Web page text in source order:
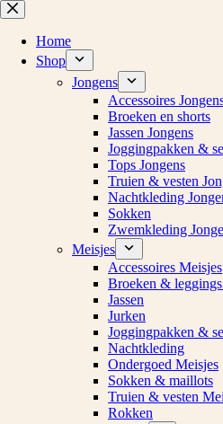
Ga
naar
inhoud
Home
Shop
Jongens
Accessoires
Broeken en shorts
Jassen Jongens
Joggingpakken &
Tops Jongens
Truien & vesten
Nachtkleding
Sokken
Zwemkleding
Meisjes
Accessoires Meisjes
Broeken &
Jassen
Jurken
Joggingpakken &
Nachtkleding
Ondergoed Meisjes
Sokken & maillots
Truien & vesten
Rokken